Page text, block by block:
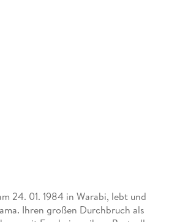
24. 01. 1984 in Warabi, lebt und
Ihren großen Durchbruch als